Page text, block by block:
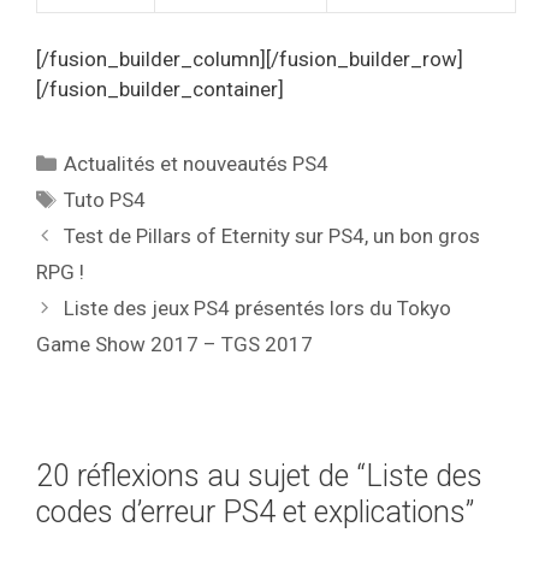
[/fusion_builder_column][/fusion_builder_row]
[/fusion_builder_container]
Catégories
Actualités et nouveautés PS4
Étiquettes
Tuto PS4
Test de Pillars of Eternity sur PS4, un bon gros
RPG !
Liste des jeux PS4 présentés lors du Tokyo
Game Show 2017 – TGS 2017
20 réflexions au sujet de “Liste des
codes d’erreur PS4 et explications”